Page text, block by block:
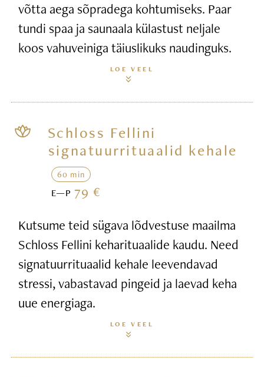
võtta aega sõpradega kohtumiseks. Paar
tundi spaa ja saunaala külastust neljale
koos vahuveiniga täiuslikuks naudinguks.
LOE VEEL
Schloss Fellini
signatuurrituaalid kehale
60 min
E—P 79 €
Kutsume teid sügava lõdvestuse maailma
Schloss Fellini keharituaalide kaudu. Need
signatuurrituaalid kehale leevendavad
stressi, vabastavad pingeid ja laevad keha
uue energiaga.
LOE VEEL